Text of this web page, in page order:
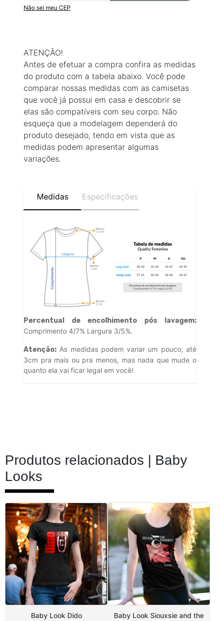
Não sei meu CEP
ATENÇÂO!
Antes de efetuar a compra confira as medidas
do produto com a tabela abaixo. Você pode
comparar nossas medidas com as camisetas
que você já possui em casa e descobrir se
elas são compatíveis com seu corpo. Não
esqueça que a modelagem dependerá do
produto desejado, tendo em vista que as
medidas podem apresentar algumas
variações.
Medidas Especificações
Percentual de encolhimento pós lavagem:
Comprimento 4/7% Largura 3/5%.
Atenção: As medidas podem variar um pouco, até
3cm pra mais ou pra menos, mas nada que mude o
quanto ela vai ficar legal em você!
Produtos relacionados | Baby
Looks
Baby Look Dido
Baby Look Siouxsie and the